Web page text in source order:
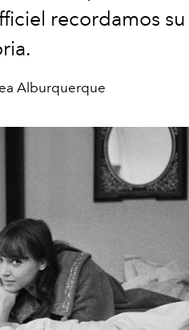
recordamos su
Alburquerque